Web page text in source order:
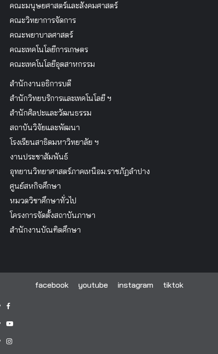
คณะมนุษยศาสตร์และสังคมศาสตร์
คณะวิทยาการจัดการ
คณะพยาบาลศาสตร์
คณะเทคโนโลยีการเกษตร
คณะเทคโนโลยีอุตสาหกรรม
สำนักงานอธิการบดี
สำนักวิทยบริการและเทคโนโลยี ฯ
สำนักศิลปะและวัฒนธรรม
สถาบันวิจัยและพัฒนา
โรงเรียนสาธิตมหาวิทยาลัย ฯ
งานประชาสัมพันธ์
อุทยานวิทยาศาสตร์ภาคเหนือม.ราชภัฏลำปาง
ศูนย์สหกิจศึกษา
หมวดวิชาศึกษาทั่วไป
โครงการจัดตั้งสถาบันภาษา
สำนักงานบัณฑิตศึกษา
facebook youtube instagram tiktok
facebook
youtube
instagram